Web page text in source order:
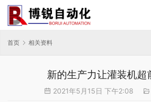
首页 相关资料
新的生产力让灌装机超
2021年5月15日 下午2:08